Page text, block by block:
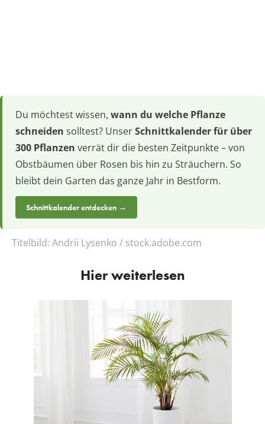
Du möchtest wissen, wann du welche Pflanze
schneiden solltest? UnserSchnittkalender für über
300 Pflanzen verrät dir die besten Zeitpunkte – von
Obstbäumen über Rosen bis hin zu Sträuchern. So
bleibt dein Garten das ganze Jahr in Bestform.
Schnittkalender entdecken →
Titelbild: Andrii Lysenko / stock.adobe.com
Hier weiterlesen